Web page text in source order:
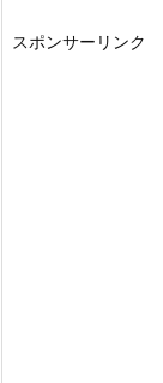
スポンサーリンク